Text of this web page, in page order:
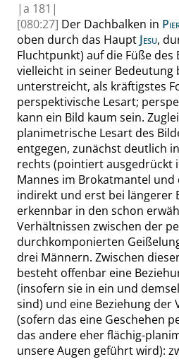
|a 181|
[080:27] Der Dachbalken in
oben durch das Haupt Jesu,
Fluchtpunkt) auf die Füße
vielleicht in seiner Bedeutung
unterstreicht, als kräftigstes
perspektivische Lesart;
kann ein Bild kaum sein.
planimetrische Lesart des
entgegen, zunächst deutlich
rechts (pointiert ausgedrückt
Mannes im Brokatmantel und
indirekt und erst bei längerer
erkennbar in den schon
Verhältnissen zwischen der
durchkomponierten
drei Männern. Zwischen
besteht offenbar eine
(insofern sie in ein und
sind) und eine Beziehung der
(sofern das eine Geschehen
das andere eher flächig-
unsere Augen geführt wird):